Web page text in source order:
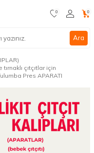
Ara
0 0
çıtçıtlar için
Pres APARATI